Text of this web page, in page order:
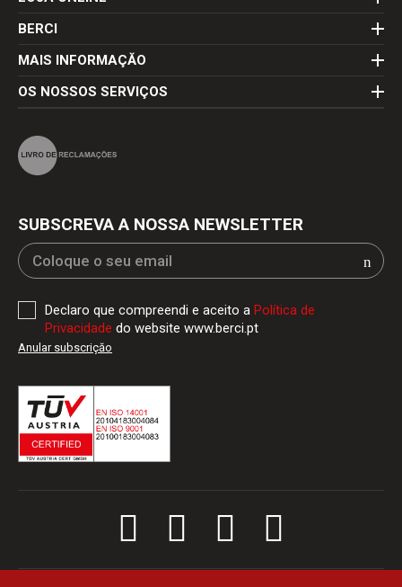
BERCI
MAIS INFORMAÇĂO
OS NOSSOS SERVIÇOS
SUBSCREVA A NOSSA NEWSLETTER
Declaro que compreendi e aceito a Política de
Privacidade do website www.berci.pt
Anular subscriçăo